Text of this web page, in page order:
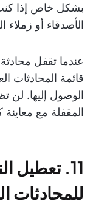
بشكل خاص إذا
الأصدقاء أو زملاء
عندما تقفل
قائمة المحادثات
الوصول إليها. لن
المقفلة مع
11. تعطيل
للمحادثات